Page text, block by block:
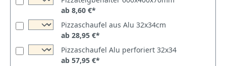
ab 8,60 €*
Pizzaschaufel aus Alu 32x34cm
ab 28,95 €*
Pizzaschaufel Alu perforiert 32x34
ab 57,95 €*